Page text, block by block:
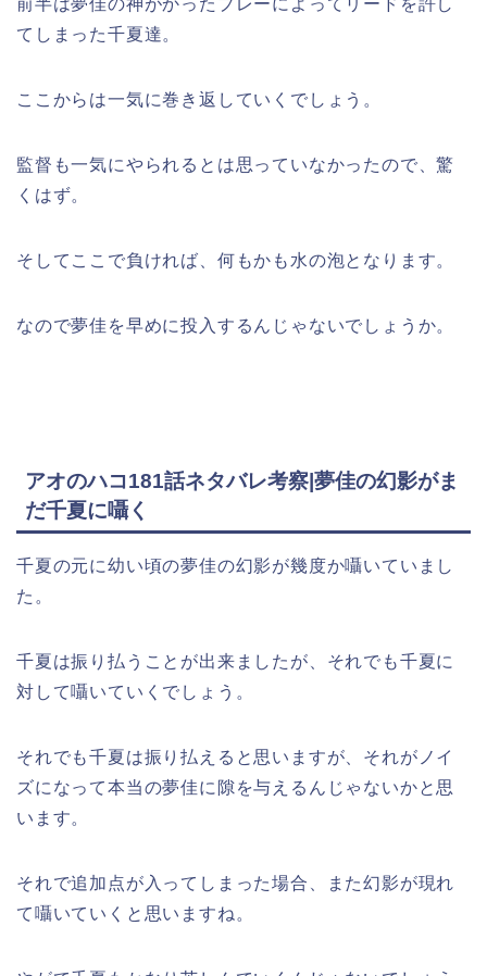
前半は夢佳の神がかったプレーによってリードを許し
てしまった千夏達。
ここからは一気に巻き返していくでしょう。
監督も一気にやられるとは思っていなかったので、驚
くはず。
そしてここで負ければ、何もかも水の泡となります。
なので夢佳を早めに投入するんじゃないでしょうか。
アオのハコ181話ネタバレ考察|夢佳の幻影がま
だ千夏に囁く
千夏の元に幼い頃の夢佳の幻影が幾度か囁いていまし
た。
千夏は振り払うことが出来ましたが、それでも千夏に
対して囁いていくでしょう。
それでも千夏は振り払えると思いますが、それがノイ
ズになって本当の夢佳に隙を与えるんじゃないかと思
います。
それで追加点が入ってしまった場合、また幻影が現れ
て囁いていくと思いますね。